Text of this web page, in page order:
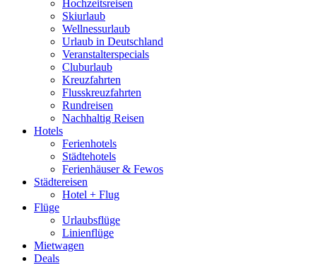
Hochzeitsreisen
Skiurlaub
Wellnessurlaub
Urlaub in Deutschland
Veranstalterspecials
Cluburlaub
Kreuzfahrten
Flusskreuzfahrten
Rundreisen
Nachhaltig Reisen
Hotels
Ferienhotels
Städtehotels
Ferienhäuser & Fewos
Städtereisen
Hotel + Flug
Flüge
Urlaubsflüge
Linienflüge
Mietwagen
Deals